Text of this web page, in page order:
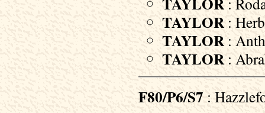
TAYLOR :
TAYLOR :
TAYLOR:
F80/P6/S7 :